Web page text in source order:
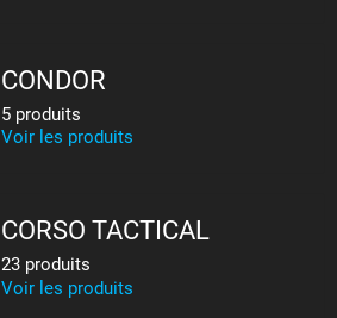
CONDOR
5 produits
Voir les produits
CORSO TACTICAL
23 produits
Voir les produits